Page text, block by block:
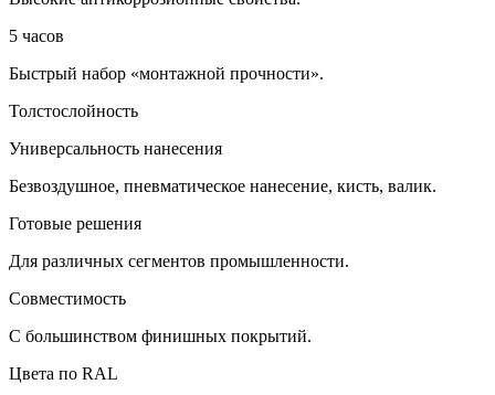
5 часов
Быстрый набор «монтажной прочности».
Толстослойность
Универсальность нанесения
Безвоздушное, пневматическое нанесение, кисть, валик.
Готовые решения
Для различных сегментов промышленности.
Совместимость
С большинством финишных покрытий.
Цвета по RAL